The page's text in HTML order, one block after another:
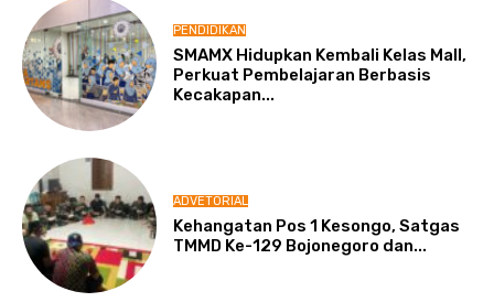
PENDIDIKAN
SMAMX Hidupkan Kembali Kelas Mall,
Perkuat Pembelajaran Berbasis
Kecakapan...
ADVETORIAL
Kehangatan Pos 1 Kesongo, Satgas
TMMD Ke-129 Bojonegoro dan...